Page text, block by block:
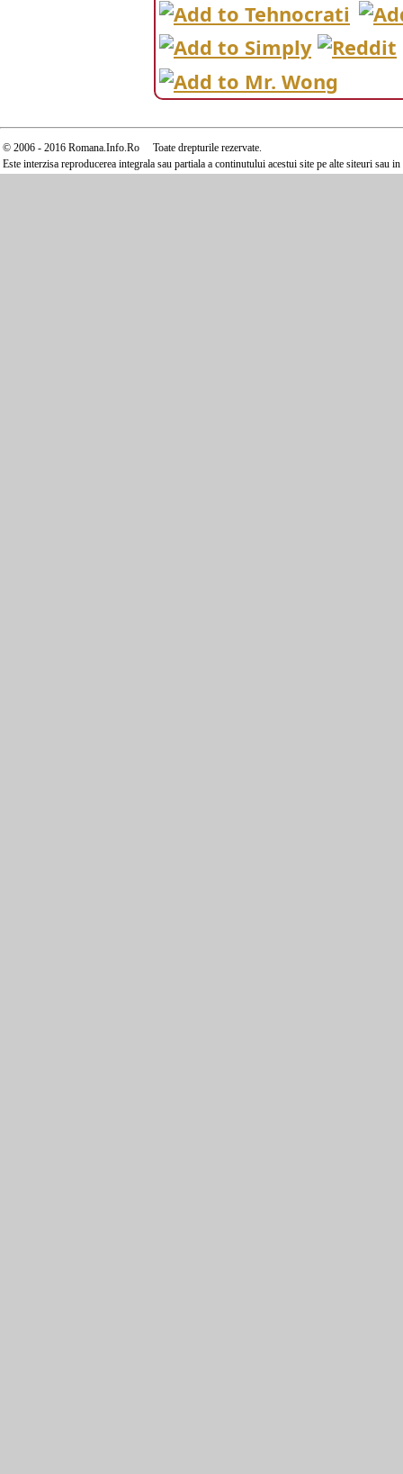
© 2006 - 2016 Romana.Info.Ro Toate drepturile rezervate.
Este interzisa reproducerea integrala sau partiala a continutului acestui site pe alte siteuri sau